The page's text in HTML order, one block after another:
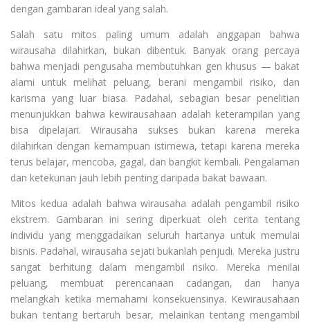
dengan gambaran ideal yang salah.
Salah satu mitos paling umum adalah anggapan bahwa
wirausaha dilahirkan, bukan dibentuk. Banyak orang percaya
bahwa menjadi pengusaha membutuhkan gen khusus — bakat
alami untuk melihat peluang, berani mengambil risiko, dan
karisma yang luar biasa. Padahal, sebagian besar penelitian
menunjukkan bahwa kewirausahaan adalah keterampilan yang
bisa dipelajari. Wirausaha sukses bukan karena mereka
dilahirkan dengan kemampuan istimewa, tetapi karena mereka
terus belajar, mencoba, gagal, dan bangkit kembali. Pengalaman
dan ketekunan jauh lebih penting daripada bakat bawaan.
Mitos kedua adalah bahwa wirausaha adalah pengambil risiko
ekstrem. Gambaran ini sering diperkuat oleh cerita tentang
individu yang menggadaikan seluruh hartanya untuk memulai
bisnis. Padahal, wirausaha sejati bukanlah penjudi. Mereka justru
sangat berhitung dalam mengambil risiko. Mereka menilai
peluang, membuat perencanaan cadangan, dan hanya
melangkah ketika memahami konsekuensinya. Kewirausahaan
bukan tentang bertaruh besar, melainkan tentang mengambil